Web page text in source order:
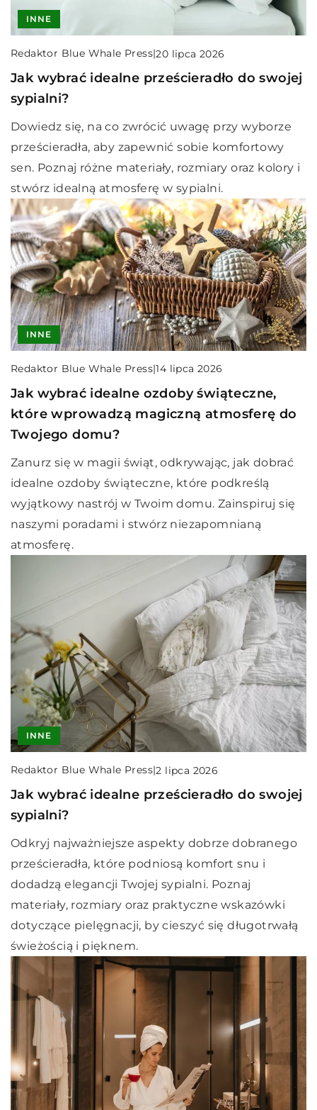
INNE
Redaktor Blue Whale Press|20 lipca 2026
Jak wybrać idealne prześcieradło do swojej
sypialni?
Dowiedz się, na co zwrócić uwagę przy wyborze
prześcieradła, aby zapewnić sobie komfortowy
sen. Poznaj różne materiały, rozmiary oraz kolory i
stwórz idealną atmosferę w sypialni.
INNE
Redaktor Blue Whale Press|14 lipca 2026
Jak wybrać idealne ozdoby świąteczne,
które wprowadzą magiczną atmosferę do
Twojego domu?
Zanurz się w magii świąt, odkrywając, jak dobrać
idealne ozdoby świąteczne, które podkreślą
wyjątkowy nastrój w Twoim domu. Zainspiruj się
naszymi poradami i stwórz niezapomnianą
atmosferę.
INNE
Redaktor Blue Whale Press|2 lipca 2026
Jak wybrać idealne prześcieradło do swojej
sypialni?
Odkryj najważniejsze aspekty dobrze dobranego
prześcieradła, które podniosą komfort snu i
dodadzą elegancji Twojej sypialni. Poznaj
materiały, rozmiary oraz praktyczne wskazówki
dotyczące pielęgnacji, by cieszyć się długotrwałą
świeżością i pięknem.